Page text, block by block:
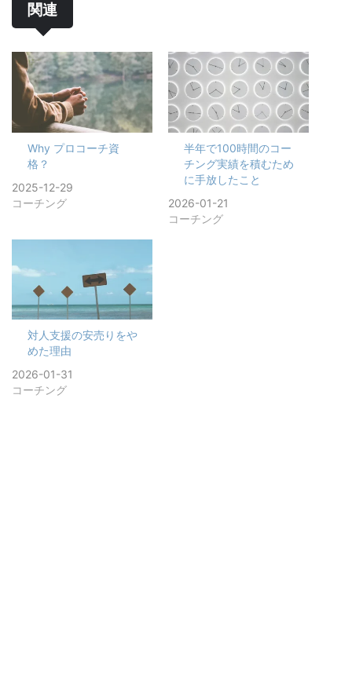
関連
Why プロコーチ資
格？
2025-12-29
コーチング
半年で100時間のコー
チング実績を積むため
に手放したこと
2026-01-21
コーチング
対人支援の安売りをや
めた理由
2026-01-31
コーチング